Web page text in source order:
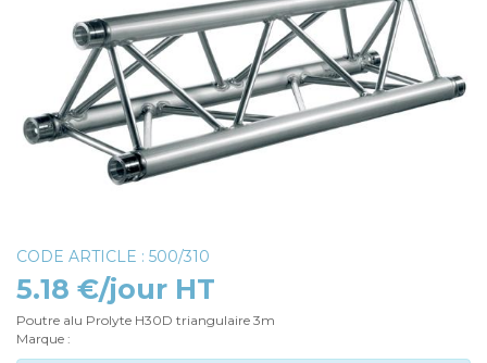
CODE ARTICLE : 500/310
5.18 €/jour HT
Poutre alu Prolyte H30D triangulaire 3m
Marque :